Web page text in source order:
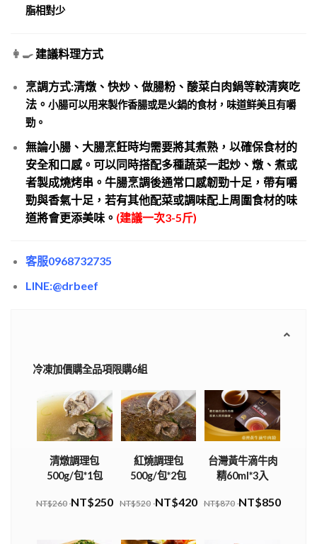
脂相對少
👩‍🍳 建議料理方式
烹調方式:清燉、快炒、做腸粉、酸菜白肉鍋等較清爽吃
法。 小腸可以用来製作香腸或是火鍋的食材，味道鲜美且有嚼
勁。
無論小腸、大腸烹飪時均需要將其煮熟，以確保食材的
安全和口感。可以同時搭配多種蔬菜一起炒、燉、煮或
者製成燒烤串。牛腸烹調後通常口感韌勁十足，帶有嚼
勁與香氣十足，若有其他配菜或調味配上周圍食材的味
道將會更添美味。 (建議一次3-5斤)
客服0968732735
LINE:@drbeef
冷凍加價購全品項限購6組
清燉調理包
500g/包*1包
NT$260 NT$250
紅燒調理包
500g/包*2包
NT$520 NT$420
台灣黃牛滴牛肉
精60ml*3入
NT$870 NT$850